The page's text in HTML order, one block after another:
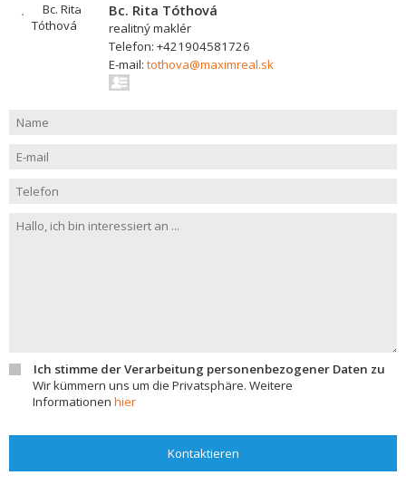
Bc. Rita Tóthová
realitný maklér
Telefon: +421904581726
E-mail: tothova@maximreal.sk
Ich stimme der Verarbeitung personenbezogener Daten zu
Wir kümmern uns um die Privatsphäre. Weitere
Informationen hier
Kontaktieren